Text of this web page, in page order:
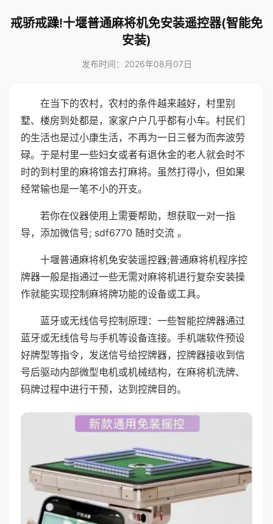
戒骄戒躁!十堰普通麻将机免安装遥控器(智能免
安装)
发布时间：2026年08月07日
在当下的农村，农村的条件越来越好，村里别
墅、楼房到处都是，家家户户几乎都有小车。村民们
的生活也是过小康生活，不再为一日三餐为而奔波劳
碌。于是村里一些妇女或者有退休金的老人就会时不
时的到村里的麻将馆去打麻将。虽然打得小，但如果
经常输也是一笔不小的开支。
若你在仪器使用上需要帮助，想获取一对一指
导，添加微信号; sdf6770 随时交流 。
十堰普通麻将机免安装遥控器;普通麻将机程序控
牌器一般是指通过一些无需对麻将机进行复杂安装操
作就能实现控制麻将牌功能的设备或工具。
蓝牙或无线信号控制原理：一些智能控牌器通过
蓝牙或无线信号与手机等设备连接。手机端软件预设
好牌型等指令，发送信号给控牌器，控牌器接收到信
号后驱动内部微型电机或机械结构，在麻将机洗牌、
码牌过程中进行干预，达到控牌目的。